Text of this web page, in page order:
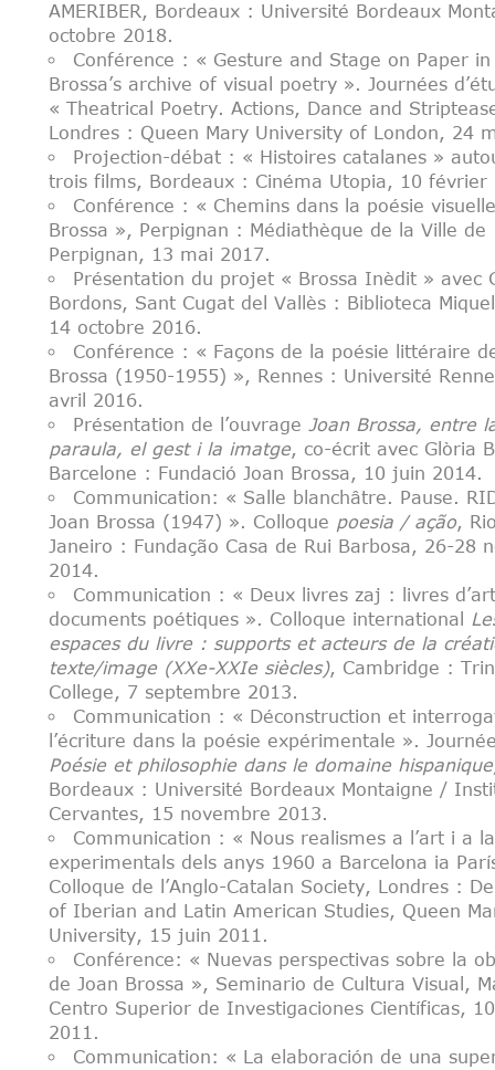
AMERIBER, Bordeaux : Université Bordeaux
octobre 2018.
Conférence : « Gesture and Stage on Paper in
Brossa’s archive of visual poetry ». Journées
« Theatrical Poetry. Actions, Dance and
Londres : Queen Mary University of London, 24
Projection-débat : « Histoires catalanes »
trois films, Bordeaux : Cinéma Utopia, 10 février
Conférence : « Chemins dans la poésie
Brossa », Perpignan : Médiathèque de la Ville de
Perpignan, 13 mai 2017.
Présentation du projet « Brossa Inèdit » avec
Bordons, Sant Cugat del Vallès : Biblioteca
14 octobre 2016.
Conférence : « Façons de la poésie littéraire
Brossa (1950-1955) », Rennes : Université
avril 2016.
Présentation de l’ouvrage Joan Brossa, entre
paraula, el gest i la imatge, co-écrit avec Glòria
Barcelone : Fundació Joan Brossa, 10 juin 2014.
Communication: « Salle blanchâtre. Pause.
Joan Brossa (1947) ». Colloque poesia / ação,
Janeiro : Fundação Casa de Rui Barbosa, 26-28
2014.
Communication : « Deux livres zaj : livres
documents poétiques ». Colloque international
espaces du livre : supports et acteurs de la
texte/image (XXe-XXIe siècles), Cambridge :
College, 7 septembre 2013.
Communication : « Déconstruction et
l’écriture dans la poésie expérimentale ».
Poésie et philosophie dans le domaine
Bordeaux : Université Bordeaux Montaigne /
Cervantes, 15 novembre 2013.
Communication : « Nous realismes a l’art i a
experimentals dels anys 1960 a Barcelona ia
Colloque de l’Anglo-Catalan Society, Londres :
of Iberian and Latin American Studies, Queen
University, 15 juin 2011.
Conférence: « Nuevas perspectivas sobre la
de Joan Brossa », Seminario de Cultura Visual,
Centro Superior de Investigaciones Científicas,
2011.
Communication: « La elaboración de una